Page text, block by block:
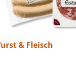
& Fleisch